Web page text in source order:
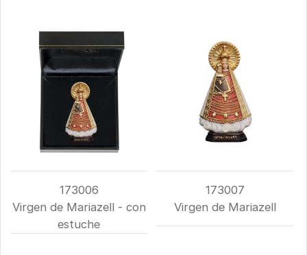
173006
Virgen de Mariazell - con
estuche
173007
Virgen de Mariazell